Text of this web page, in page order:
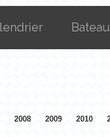
Bateau
2008 2009 2010